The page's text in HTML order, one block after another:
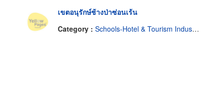
เขตอนุรักษ์ช้างป่าซ่อนเร้น
Category : Schools-Hotel & Tourism Industry Management